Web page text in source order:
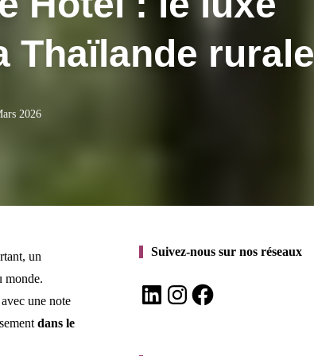
Thaïlande rurale
2026
un
monde.
une note
dans le
Suivez-nous sur nos réseaux
LinkedInInstagramFacebook